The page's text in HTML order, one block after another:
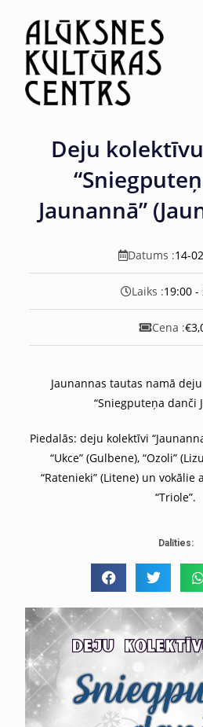
Deju
Jaunannā”
Datums :14-
Laiks :19:00 -
Cena :
Jaunannas tautas namā
“Sniegputeņa danči
Piedalās: deju kolektīvi
“Ukce” (Gulbene), “Ozoli”
“Ratenieki” (Litene) un vokālie
“Triole”.
Dalīties: